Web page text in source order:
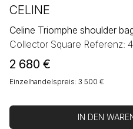
CELINE
Celine Triomphe shoulder
Collector Square Referenz:
2 680 €
Einzelhandelspreis: 3 500 €
IN DEN